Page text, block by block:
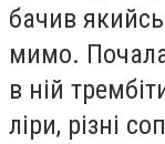
бачив
мимо.
в ній
ліри, різні